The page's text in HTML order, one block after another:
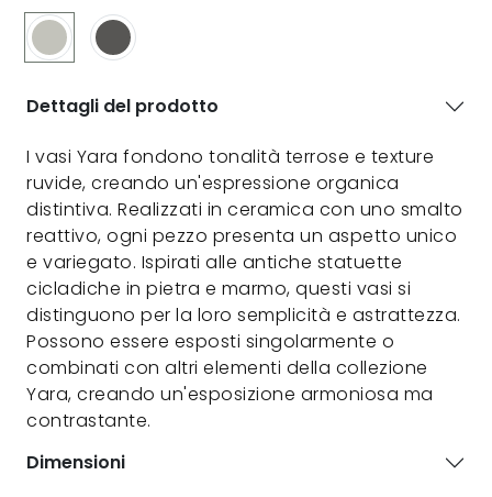
Dettagli del prodotto
I vasi Yara fondono tonalità terrose e texture
ruvide, creando un'espressione organica
distintiva. Realizzati in ceramica con uno smalto
reattivo, ogni pezzo presenta un aspetto unico
e variegato. Ispirati alle antiche statuette
cicladiche in pietra e marmo, questi vasi si
distinguono per la loro semplicità e astrattezza.
Possono essere esposti singolarmente o
combinati con altri elementi della collezione
Yara, creando un'esposizione armoniosa ma
contrastante.
Dimensioni